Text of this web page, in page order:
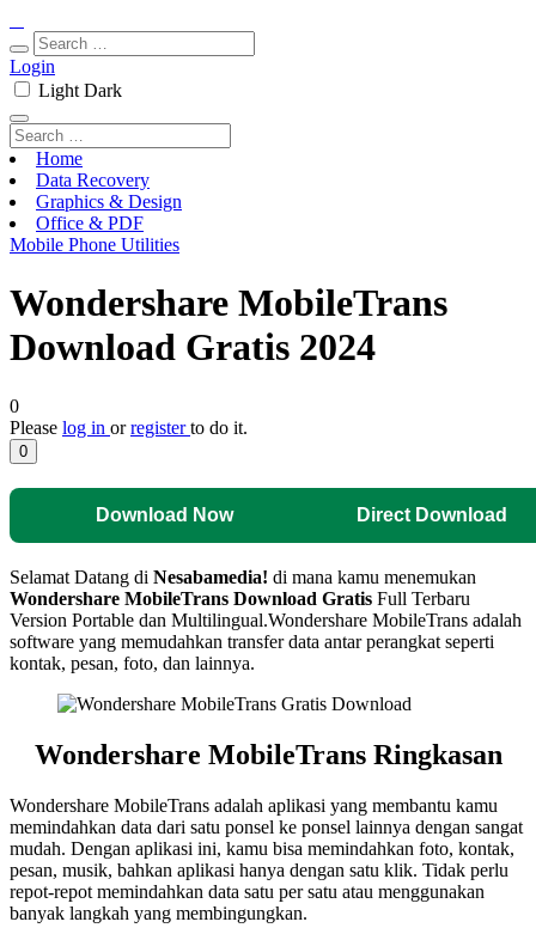
Login
Light Dark
Home
Data Recovery
Graphics & Design
Office & PDF
Mobile Phone Utilities
Wondershare MobileTrans
Download Gratis 2024
0
Please log in orregisterto do it.
0
Download Now Direct Download
Selamat Datang di Nesabamedia! di mana kamu menemukan
Wondershare MobileTrans Download Gratis Full Terbaru
Version Portable dan Multilingual.Wondershare MobileTrans adalah
software yang memudahkan transfer data antar perangkat seperti
kontak, pesan, foto, dan lainnya.
Wondershare MobileTrans Ringkasan
Wondershare MobileTrans adalah aplikasi yang membantu kamu
memindahkan data dari satu ponsel ke ponsel lainnya dengan sangat
mudah. Dengan aplikasi ini, kamu bisa memindahkan foto, kontak,
pesan, musik, bahkan aplikasi hanya dengan satu klik. Tidak perlu
repot-repot memindahkan data satu per satu atau menggunakan
banyak langkah yang membingungkan.